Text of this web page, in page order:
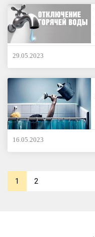
29.05.2023
16.05.2023
1 2